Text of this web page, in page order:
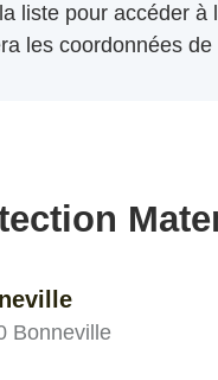
liste pour accéder à
les coordonnées de
Bonneville